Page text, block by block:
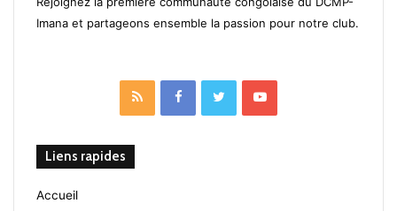
Imana et partageons ensemble la passion pour notre club.
RSS FacebookTwitterYouTube
Liens rapides
Accueil